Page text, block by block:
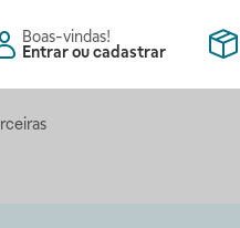
Boas-vindas!
Entrar ou cadastrar